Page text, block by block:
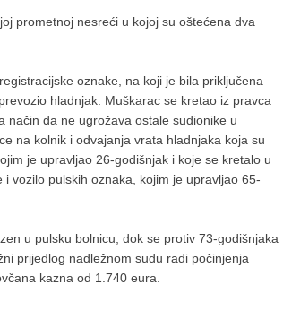
prometnoj nesreći u kojoj su oštećena dva
oznake, na koji je bila priključena
hladnjak. Muškarac se kretao iz pravca
način da ne ugrožava ostale sudionike u
na kolnik i odvajanja vrata hladnjaka koja su
je upravljao 26-godišnjak i koje se kretalo u
vozilo pulskih oznaka, kojim je upravljao 65-
u pulsku bolnicu, dok se protiv 73-godišnjaka
prijedlog nadležnom sudu radi počinjenja
kazna od 1.740 eura.